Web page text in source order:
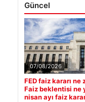
Güncel
07/08/2026
FED faiz kararı
Faiz beklentisi ne
nisan ayı faiz